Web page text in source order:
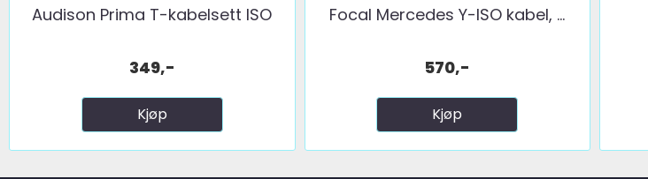
Audison Prima T-kabelsett ISO
349,-
Kjøp
Focal Mercedes Y-ISO kabel, ...
570,-
Kjøp